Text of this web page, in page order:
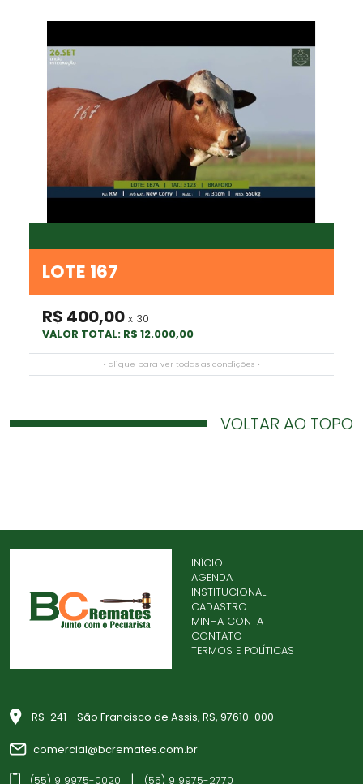
LOTE 167
R$ 400,00 x 30
VALOR TOTAL: R$ 12.000,00
• clique para ver todas as condições •
VOLTAR AO TOPO
INÍCIO
AGENDA
INSTITUCIONAL
CADASTRO
MINHA CONTA
CONTATO
TERMOS E POLÍTICAS
RS-241 - São Francisco de Assis, RS, 97610-000
comercial@bcremates.com.br
(55) 9 9975-0020 | (55) 9 9975-2770